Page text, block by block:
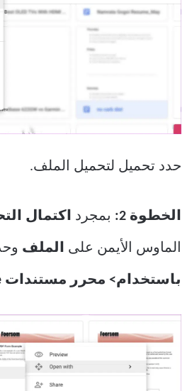
حدد تحميل لتحميل الملف.
الخطوة 2: بمجرد اكتمال
الماوس الأيمن على الملف
باستخدام> محرر مستندات Google